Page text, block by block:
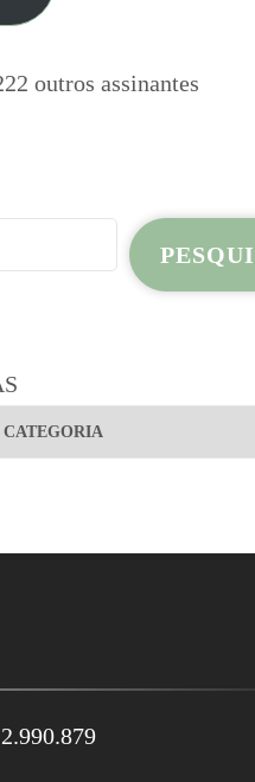
outros assinantes
2.990.879